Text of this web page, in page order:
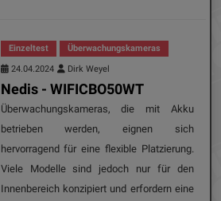
Einzeltest
Überwachungskameras
24.04.2024
Dirk Weyel
Nedis - WIFICBO50WT
Überwachungskameras, die mit Akku
betrieben werden, eignen sich
hervorragend für eine flexible Platzierung.
Viele Modelle sind jedoch nur für den
Innenbereich konzipiert und erfordern eine